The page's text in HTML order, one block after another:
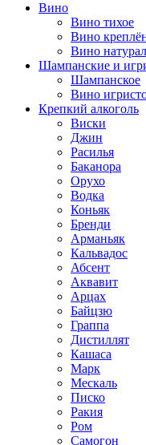
Вино
Вино тихое
Вино
Вино
Шампанские и
Шампанское
Вино
Крепкий алкоголь
Виски
Джин
Расилья
Баканора
Орухо
Водка
Коньяк
Бренди
Арманьяк
Кальвадос
Абсент
Аквавит
Арцах
Байцзю
Граппа
Дистиллят
Кашаса
Марк
Мескаль
Писко
Ракия
Ром
Самогон